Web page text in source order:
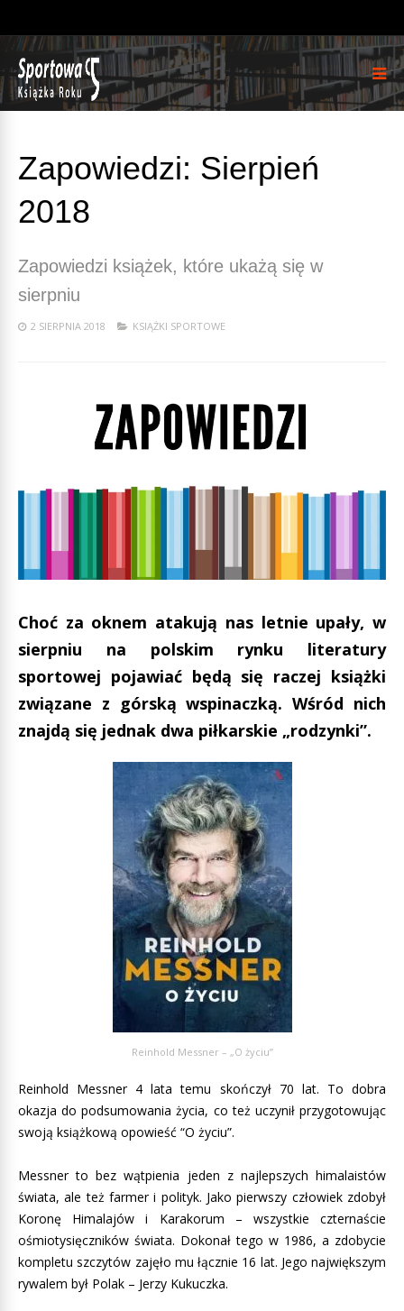
Zapowiedzi: Sierpień
2018
Zapowiedzi książek, które ukażą się w
sierpniu
2 SIERPNIA 2018 KSIĄŻKI SPORTOWE
Choć za oknem atakują nas letnie upały, w
sierpniu na polskim rynku literatury
sportowej pojawiać będą się raczej książki
związane z górską wspinaczką. Wśród nich
znajdą się jednak dwa piłkarskie „rodzynki”.
Reinhold Messner – „O życiu”
Reinhold Messner 4 lata temu skończył 70 lat. To dobra
okazja do podsumowania życia, co też uczynił przygotowując
swoją książkową opowieść “O życiu”.
Messner to bez wątpienia jeden z najlepszych himalaistów
świata, ale też farmer i polityk. Jako pierwszy człowiek zdobył
Koronę Himalajów i Karakorum – wszystkie czternaście
ośmiotysięczników świata. Dokonał tego w 1986, a zdobycie
kompletu szczytów zajęło mu łącznie 16 lat. Jego największym
rywalem był Polak – Jerzy Kukuczka.